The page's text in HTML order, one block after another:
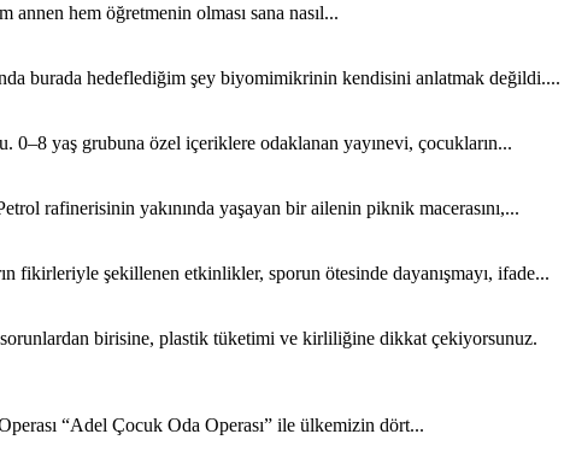
hem öğretmenin olması sana nasıl...
burada hedeflediğim şey biyomimikrinin kendisini anlatmak değildi....
0–8 yaş grubuna özel içeriklere odaklanan yayınevi, çocukların...
rafinerisinin yakınında yaşayan bir ailenin piknik macerasını,...
şekillenen etkinlikler, sporun ötesinde dayanışmayı, ifade...
sorunlardan birisine, plastik tüketimi ve kirliliğine dikkat çekiyorsunuz.
“Adel Çocuk Oda Operası” ile ülkemizin dört...